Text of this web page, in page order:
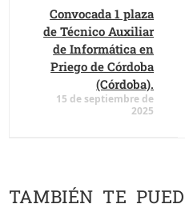
Convocada 1 plaza
de Técnico Auxiliar
de Informática en
Priego de Córdoba
(Córdoba).
15 de septiembre de
2025
TAMBIÉN TE